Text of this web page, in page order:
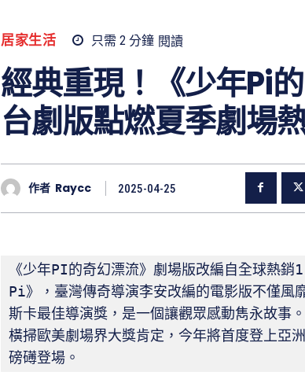
居家生活 只需 2 分鐘 閱讀
經典重現！《少年Pi
台劇版點燃夏季劇場
作者 Raycc 2025-04-25
《少年PI的奇幻漂流》劇場版改編自全球
Pi》，臺灣傳奇導演李安改編的電影版不僅風
斯卡最佳導演獎，是一個讓觀眾感動雋永故事
橫掃歐美劇場界大獎肯定，今年將首度登上亞
磅礡登場。